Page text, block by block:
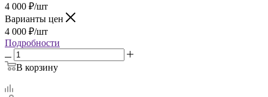
4 000 ₽/шт
Варианты цен
4 000 ₽/шт
Подробности
В корзину